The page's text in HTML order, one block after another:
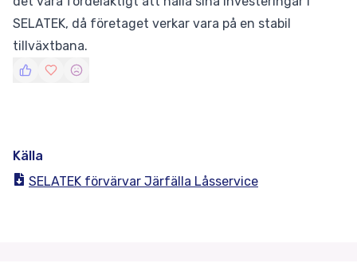
SELATEK, då företaget verkar vara på en stabil
tillväxtbana.
Källa
SELATEK förvärvar Järfälla Låsservice